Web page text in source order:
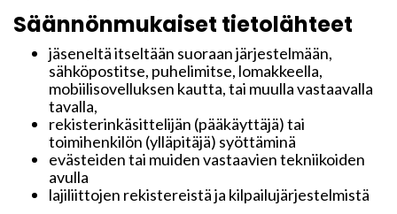
Säännönmukaiset tietolähteet
jäseneltä itseltään suoraan järjestelmään,
sähköpostitse, puhelimitse, lomakkeella,
mobiilisovelluksen kautta, tai muulla vastaavalla
tavalla,
rekisterinkäsittelijän (pääkäyttäjä) tai
toimihenkilön (ylläpitäjä) syöttäminä
evästeiden tai muiden vastaavien tekniikoiden
avulla
lajiliittojen rekistereistä ja kilpailujärjestelmistä